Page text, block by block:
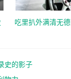
吃里扒外满清无德
史的影子